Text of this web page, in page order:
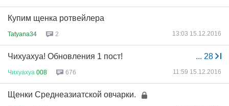
Купим щенка ротвейлера
Tatyana34 2 13:03 15.12.2016
... 28
Чихуахуа! Обновления 1 пост!
Чихуахуа 008 676 11:59 15.12.2016
Щенки Среднеазиатской овчарки.